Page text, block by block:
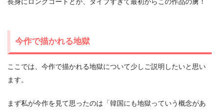
今作で描かれる地獄
ここでは、今作で描かれる地獄について少しご説明したいと思い
ます。
まず私が今作を見て思ったのは「韓国にも地獄っていう概念があ